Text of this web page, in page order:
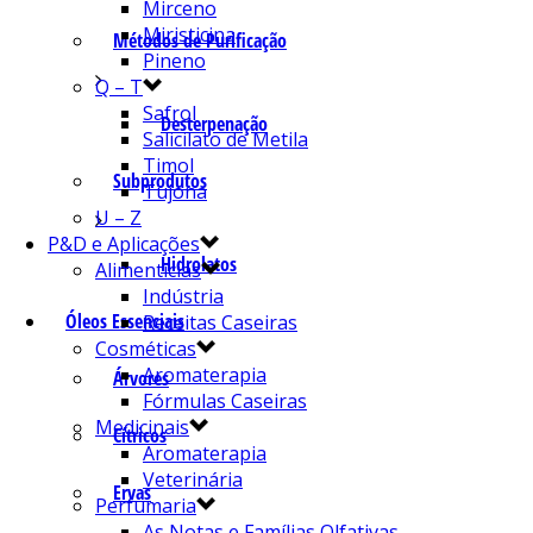
Métodos de Purificação
Desterpenação
Subprodutos
Hidrolatos
Óleos Essenciais
Árvores
Cítricos
Ervas
Mirceno
Miristicina
Pineno
Q – T
Safrol
Salicilato de Metila
Timol
Tujona
U – Z
P&D e Aplicações
Alimentícias
Indústria
Receitas Caseiras
Cosméticas
Aromaterapia
Fórmulas Caseiras
Medicinais
Aromaterapia
Veterinária
Perfumaria